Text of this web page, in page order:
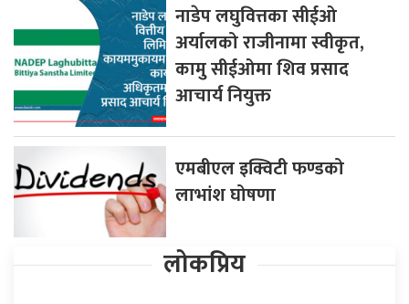
नाडेप लघुवित्तका सीईओ
अर्यालको राजीनामा स्वीकृत,
कामु सीईओमा शिव प्रसाद
आचार्य नियुक्त
एमबीएल इक्विटी फण्डको
लाभांश घोषणा
लोकप्रिय